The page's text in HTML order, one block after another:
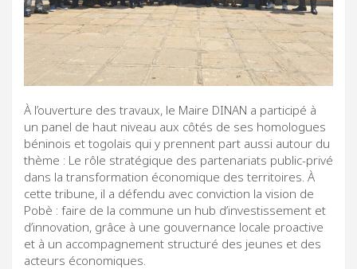
À l’ouverture des travaux, le Maire DINAN a participé à
un panel de haut niveau aux côtés de ses homologues
béninois et togolais qui y prennent part aussi autour du
thème : Le rôle stratégique des partenariats public-privé
dans la transformation économique des territoires. À
cette tribune, il a défendu avec conviction la vision de
Pobè : faire de la commune un hub d’investissement et
d’innovation, grâce à une gouvernance locale proactive
et à un accompagnement structuré des jeunes et des
acteurs économiques.